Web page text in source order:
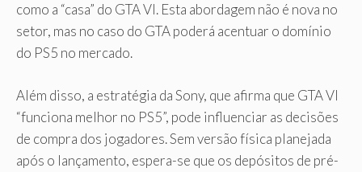
como a “casa” do GTA VI. Esta abordagem não é nova no
setor, mas no caso do GTA poderá acentuar o domínio
do PS5 no mercado.
Além disso, a estratégia da Sony, que afirma que GTA VI
“funciona melhor no PS5”, pode influenciar as decisões
de compra dos jogadores. Sem versão física planejada
após o lançamento, espera-se que os depósitos de pré-